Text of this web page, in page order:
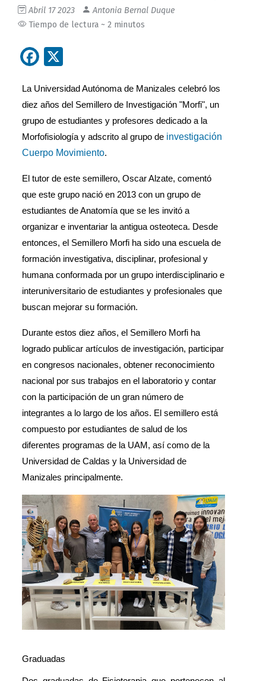
Abril 17 2023
Antonia Bernal Duque
Tiempo de lectura ~ 2 minutos
Facebook
La Universidad Autónoma de Manizales celebró los
diez años del Semillero de Investigación "Morfi", un
grupo de estudiantes y profesores dedicado a la
Morfofisiología y adscrito al grupo de investigación
Cuerpo Movimiento.
El tutor de este semillero, Oscar Alzate, comentó
que este grupo nació en 2013 con un grupo de
estudiantes de Anatomía que se les invitó a
organizar e inventariar la antigua osteoteca. Desde
entonces, el Semillero Morfi ha sido una escuela de
formación investigativa, disciplinar, profesional y
humana conformada por un grupo interdisciplinario e
interuniversitario de estudiantes y profesionales que
buscan mejorar su formación.
Durante estos diez años, el Semillero Morfi ha
logrado publicar artículos de investigación, participar
en congresos nacionales, obtener reconocimiento
nacional por sus trabajos en el laboratorio y contar
con la participación de un gran número de
integrantes a lo largo de los años. El semillero está
compuesto por estudiantes de salud de los
diferentes programas de la UAM, así como de la
Universidad de Caldas y la Universidad de
Manizales principalmente.
Graduadas